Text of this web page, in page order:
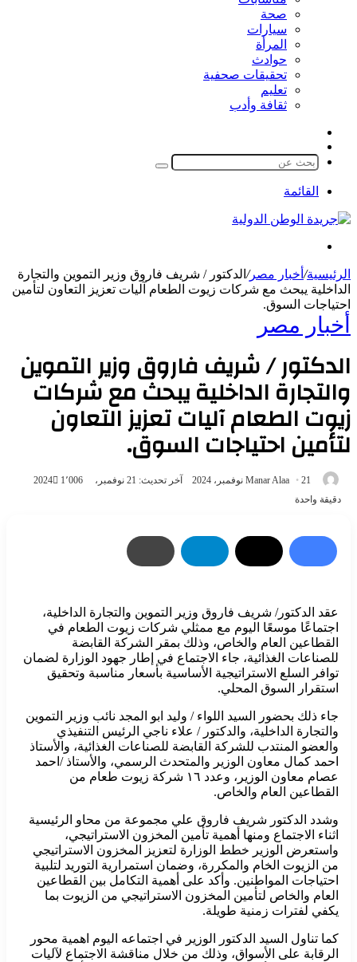
صحة
سيارات
المرأة
حوادث
تحقيقات صحفية
تعليم
ثقافة وأدب
المظلم
بحث
القائمة
الرئيسية/ أخبار مصر/ الدكتور / شريف فاروق وزير التموين والتجارة
الداخلية يبحث مع شركات زيوت الطعام آليات تعزيز التعاون لتأمين
احتياجات السوق.
أخبار مصر
الدكتور / شريف فاروق وزير التموين
والتجارة الداخلية يبحث مع شركات
زيوت الطعام آليات تعزيز التعاون
لتأمين احتياجات السوق.
Manar Alaa
أرسل
21 نوفمبر، 2024 آخر تحديث: 21 نوفمبر، 2024
1٬006
دقيقة واحدة
عقد الدكتور/ شريف فاروق وزير التموين والتجارة الداخلية،
اجتماعًا موسعًا اليوم مع ممثلي شركات زيوت الطعام في
القطاعين العام والخاص، وذلك بمقر الشركة القابضة
للصناعات الغذائية، جاء الاجتماع في إطار جهود الوزارة لضمان
توافر السلع الاستراتيجية الأساسية بأسعار مناسبة وتحقيق
استقرار السوق المحلي.
جاء ذلك بحضور السيد اللواء / وليد ابو المجد نائب وزير التموين
والتجارة الداخلية، والدكتور / علاء ناجي الرئيس التنفيذي
والعضو المنتدب للشركة القابضة للصناعات الغذائية، والأستاذ
احمد كمال معاون الوزير والمتحدث الرسمي، والأستاذ /احمد
عصام معاون الوزير، وعدد ١٦ شركة زيوت طعام من
القطاعين العام والخاص.
وشدد الدكتور شريف فاروق علي مجموعة من محاو الرئيسية
اثناء الاجتماع ومنها أهمية تأمين المخزون الاستراتيجي،
واستعرض الوزير خطط الوزارة لتعزيز المخزون الاستراتيجي
من الزيوت الخام والمكررة، وضمان استمرارية التوريد لتلبية
احتياجات المواطنين. وأكد على أهمية التكامل بين القطاعين
العام والخاص لتأمين المخزون الاستراتيجي من الزيوت بما
يكفي لفترات زمنية طويلة.
كما تناول السيد الدكتور الوزير في اجتماعه اليوم اهمية محور
الرقابة على الأسواق، وذلك من خلال مناقشة الاجتماع لآليات